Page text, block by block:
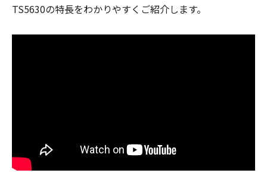
TS5630の特長をわかりやすくご紹介します。